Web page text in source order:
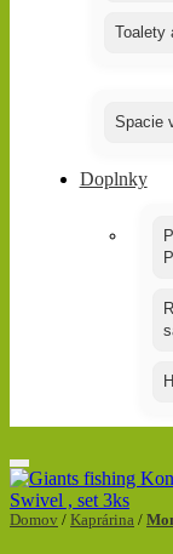
Spacie
Doplnky
Domov / Kaprárina /